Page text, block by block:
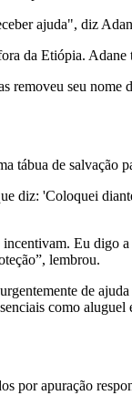
ajuda", diz
da Etiópia.
seu
tábua de salvação
diz: 'Coloquei
Eu
lembrou.
de
como aluguel
por apuração